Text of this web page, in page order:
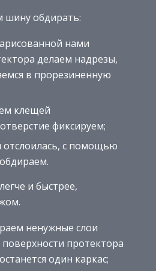
шину обдирать:
нами
делаем надрезы,
в прорезиненную
клещей
фиксируем;
отслоилась, с помощью
и быстрее,
ненужные слои
протектора
один каркас;